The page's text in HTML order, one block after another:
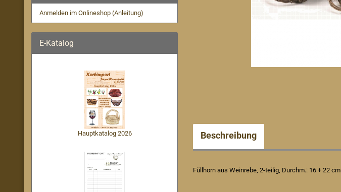
Beschreibung
Füllhorn aus Weinrebe, 2-teilig, Durchm.: 16 + 22 cm
Anmelden im Onlineshop (Anleitung)
E-Katalog
Hauptkatalog 2026